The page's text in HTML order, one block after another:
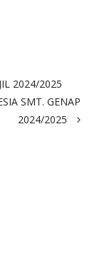
2024/2025
SMT. GENAP
2024/2025